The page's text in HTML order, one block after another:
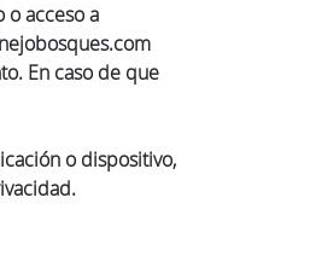
acceso a
En caso de que
o dispositivo,